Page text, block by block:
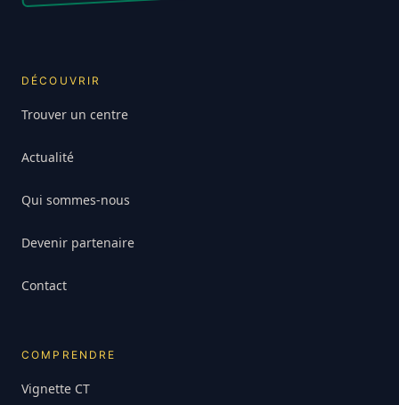
DÉCOUVRIR
Trouver un centre
Actualité
Qui sommes-nous
Devenir partenaire
Contact
COMPRENDRE
Vignette CT